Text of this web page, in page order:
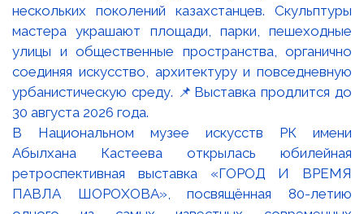
В Национальном музее искусств РК имени
Абылхана Кастеева открылась юбилейная
ретроспективная выставка «ГОРОД И ВРЕМЯ
ПАВЛА ШОРОХОВА», посвящённая 80-летию